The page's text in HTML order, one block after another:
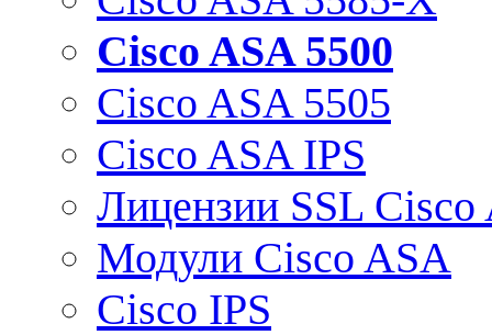
Cisco ASA 5500
Cisco ASA 5505
Cisco ASA IPS
Лицензии SSL Cisco
Модули Cisco ASA
Cisco IPS